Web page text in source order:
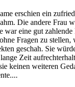
erschien ein
Die andere Frau
war eine gut
Fragen zu stellen,
geschah. Sie
Zeit
keinen weiteren